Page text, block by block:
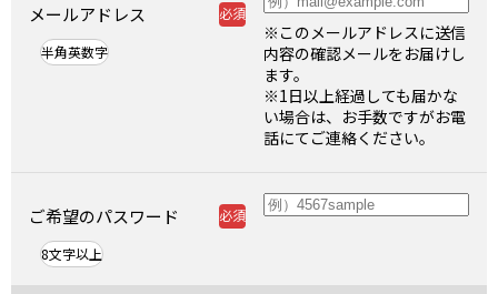
メールアドレス
半角英数字
※このメールアドレスに送信
内容の確認メールをお届けし
ます。
※1日以上経過しても届かな
い場合は、お手数ですがお電
話にてご連絡ください。
ご希望のパスワード
8文字以上